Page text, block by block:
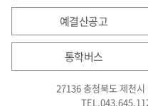
예결산공고
통학버스
27136 충청북도 제천